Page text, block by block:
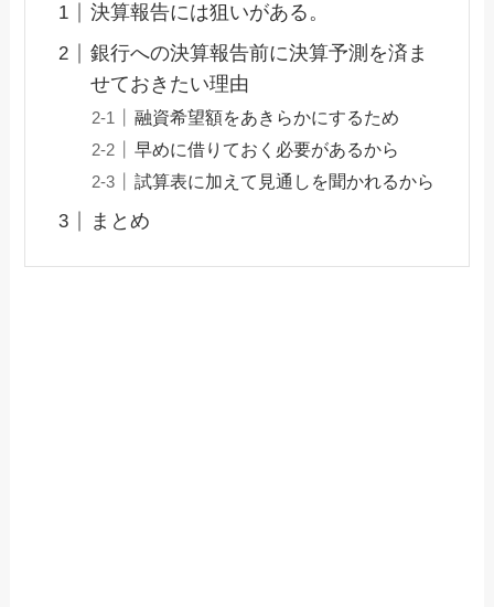
決算報告には狙いがある。
銀行への決算報告前に決算予測を済ま
せておきたい理由
融資希望額をあきらかにするため
早めに借りておく必要があるから
試算表に加えて見通しを聞かれるから
まとめ